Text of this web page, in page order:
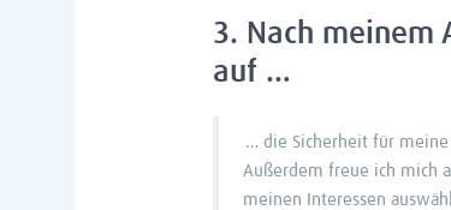
3. Nach meinem
auf …
… die Sicherheit für meine
Außerdem freue ich mich
meinen Interessen